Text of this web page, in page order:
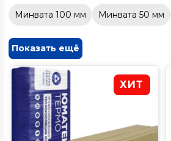
Минвата 100 мм Минвата 50 мм
Показать ещё
ХИТ